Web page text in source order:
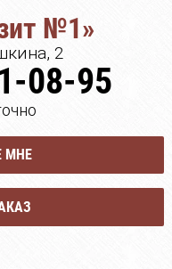
№1»
2
08-95
МНЕ